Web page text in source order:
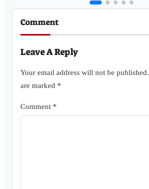
Comment
Leave A Reply
Your email address will not be published.
are marked *
Comment *